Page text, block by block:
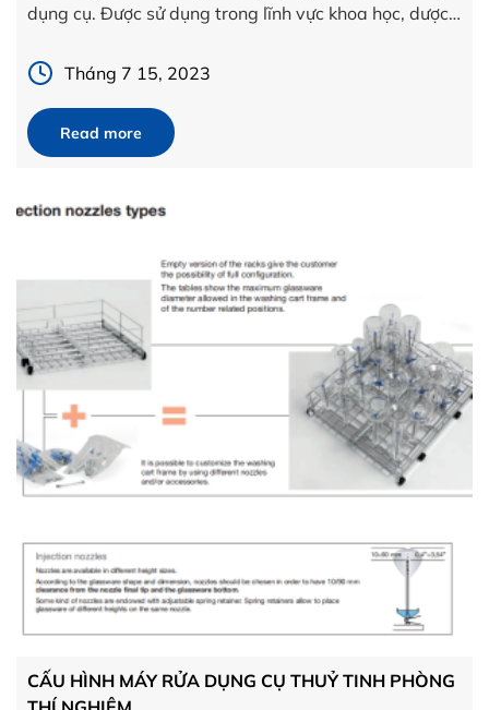
dụng cụ. Được sử dụng trong lĩnh vực khoa học, dược,
rộng: […]Tháng 7 15, 2023
Read more
CẤU HÌNH MÁY RỬA DỤNG CỤ THUỶ TINH PHÒNG